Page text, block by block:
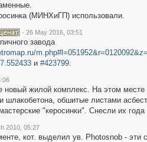
(МИНХиГП) использовали.
· 26 May 2016, 03:51
завода
и #423799.
новый жилой комплекс. На этом месте
шлакобетона, обшитые листами
"керосинки". Снесли их года
2010, 05:27
кот. выделил ув. Photosnob - эти